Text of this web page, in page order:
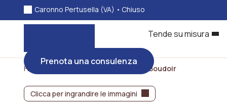
Caronno Pertusella (VA) • Chiuso
Tende su misura
Prenota una consulenza
Home / Boudoir
Clicca per ingrandire le immagini
Clicca per ingrandire le immagini
Clicca per ingrandire le immagini
Clicca per ingrandire le immagini